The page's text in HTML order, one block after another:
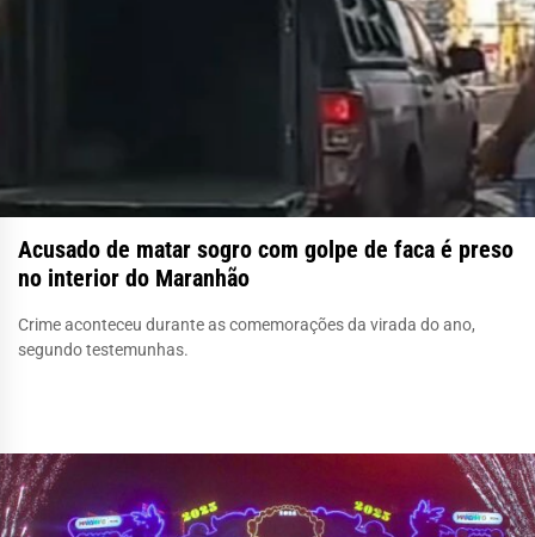
Acusado de matar sogro com golpe de faca é preso
no interior do Maranhão
Crime aconteceu durante as comemorações da virada do ano,
segundo testemunhas.